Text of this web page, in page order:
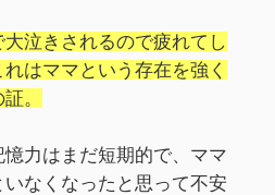
泣きされるので疲れてし
はママという存在を強く
。
力はまだ短期的で、ママ
なくなったと思って不安